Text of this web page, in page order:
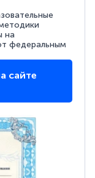
на
федеральным
сайте